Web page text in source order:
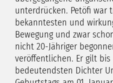
unterdrücken. Petöfi war
bekanntesten und
Bewegung und zwar
nicht 20-Jähriger
veröffentlichen. Er gilt
bedeutendsten Dichter